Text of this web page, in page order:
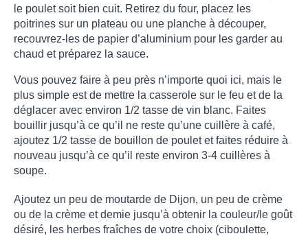
le poulet soit bien cuit. Retirez du four, placez les
poitrines sur un plateau ou une planche à découper,
recouvrez-les de papier d’aluminium pour les garder au
chaud et préparez la sauce.
Vous pouvez faire à peu près n’importe quoi ici, mais le
plus simple est de mettre la casserole sur le feu et de la
déglacer avec environ 1/2 tasse de vin blanc. Faites
bouillir jusqu’à ce qu’il ne reste qu’une cuillère à café,
ajoutez 1/2 tasse de bouillon de poulet et faites réduire à
nouveau jusqu’à ce qu’il reste environ 3-4 cuillères à
soupe.
Ajoutez un peu de moutarde de Dijon, un peu de crème
ou de la crème et demie jusqu’à obtenir la couleur/le goût
désiré, les herbes fraîches de votre choix (ciboulette,